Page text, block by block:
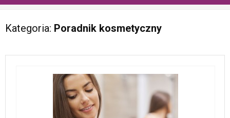
Kategoria: Poradnik kosmetyczny